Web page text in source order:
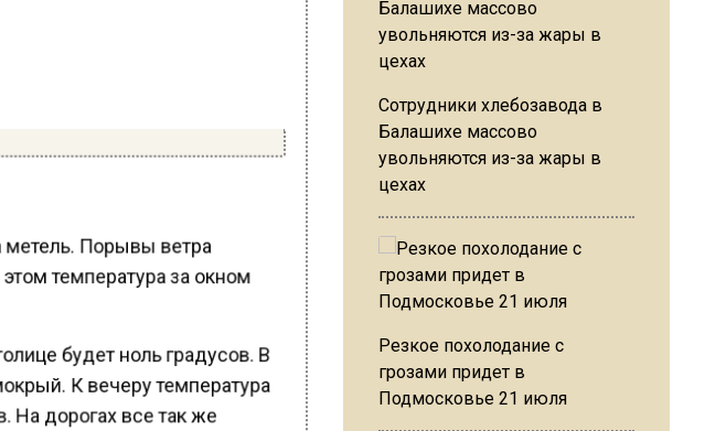
Порывы ветра
температура за окном
будет ноль градусов. В
К вечеру температура
На дорогах все так же
Сотрудники хлебозавода в
Балашихе массово
увольняются из-за жары в
цехах
Резкое похолодание с
грозами придет в
Подмосковье 21 июля